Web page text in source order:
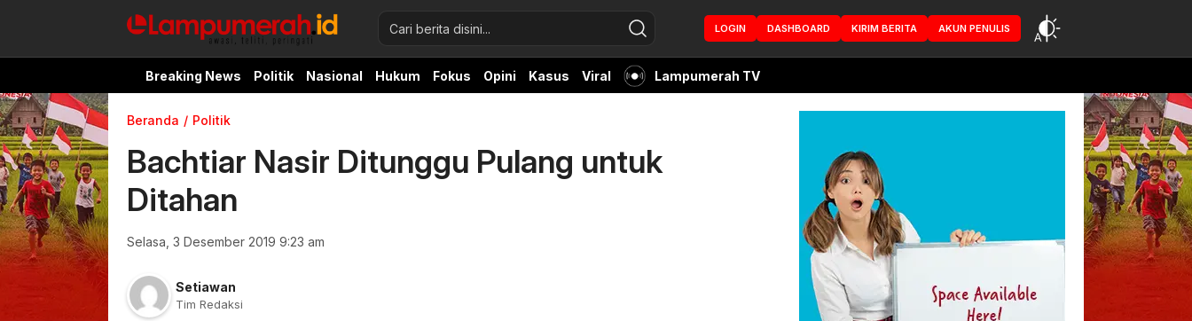
LOGIN DASHBOARD KIRIM BERITA AKUN PENULIS
Breaking News Politik Nasional Hukum Fokus Opini Kasus Viral Lampumerah TV
Beranda Politik
Bachtiar Nasir Ditunggu Pulang untuk
Ditahan
Selasa, 3 Desember 2019 9:23 am
Setiawan
Tim Redaksi